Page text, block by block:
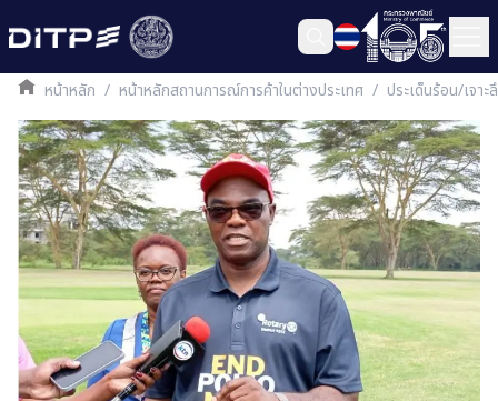
หน้าหลัก / หน้าหลักสถานการณ์การค้าในต่างประเทศ / ประเด็นร้อน/เจา